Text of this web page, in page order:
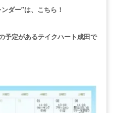
ダー”は、こちら！
予定があるテイクハート成田で